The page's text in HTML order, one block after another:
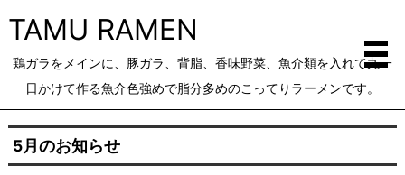
TAMU RAMEN
鶏ガラをメインに、豚ガラ、背脂、香味野菜、魚介類を入れて丸一
日かけて作る魚介色強めで脂分多めのこってりラーメンです。
5月のお知らせ